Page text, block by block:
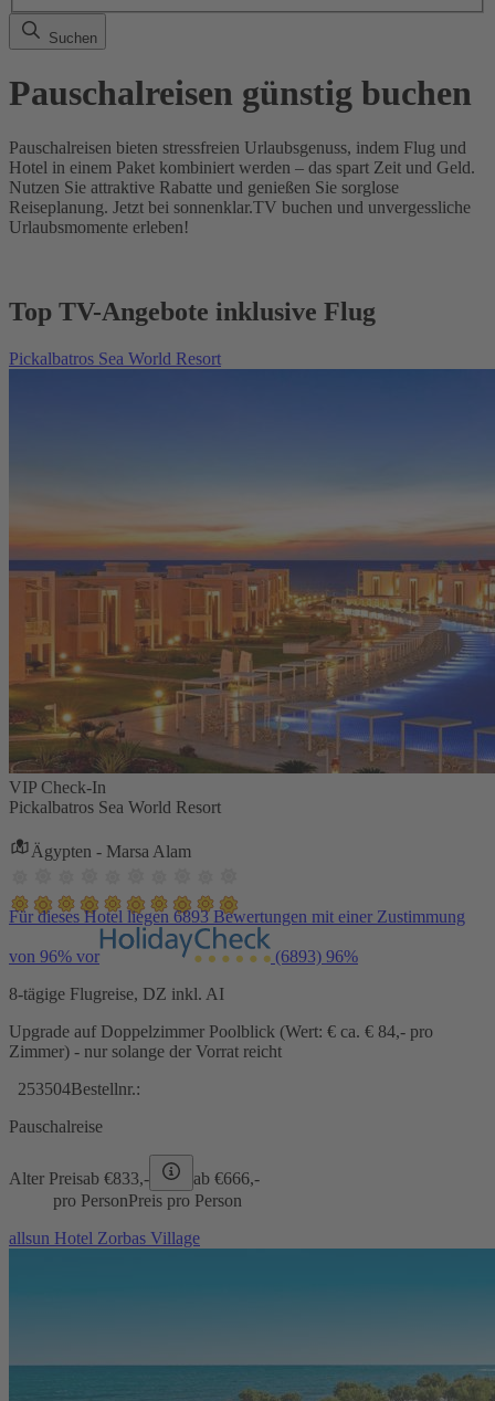
Suchen
Pauschalreisen günstig buchen
Pauschalreisen bieten stressfreien Urlaubsgenuss, indem Flug und
Hotel in einem Paket kombiniert werden – das spart Zeit und Geld.
Nutzen Sie attraktive Rabatte und genießen Sie sorglose
Reiseplanung. Jetzt bei sonnenklar.TV buchen und unvergessliche
Urlaubsmomente erleben!
Top TV-Angebote inklusive Flug
Pickalbatros Sea World Resort
VIP Check-In
Pickalbatros Sea World Resort
Ägypten - Marsa Alam
Für dieses Hotel liegen 6893 Bewertungen mit einer Zustimmung
von 96% vor (6893) 96%
8-tägige Flugreise, DZ inkl. AI
Upgrade auf Doppelzimmer Poolblick (Wert: € ca. € 84,- pro
Zimmer) - nur solange der Vorrat reicht
253504Bestellnr.:
Pauschalreise
Alter Preisab €833,- ab €666,-
pro PersonPreis pro Person
allsun Hotel Zorbas Village